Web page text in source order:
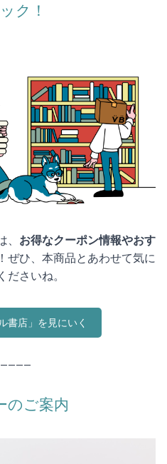
ク！
お得なクーポン情報やおす
ぜひ、本商品とあわせて気に
さいね。
書店」を見にいく
のご案内